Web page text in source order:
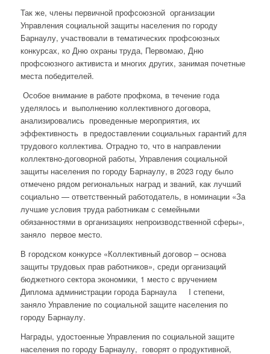
Так же, члены первичной профсоюзной организации
Управления социальной защиты населения по городу
Барнаулу, участвовали в тематических профсоюзных
конкурсах, ко Дню охраны труда, Первомаю, Дню
профсоюзного активиста и многих других, занимая почетные
места победителей.
Особое внимание в работе профкома, в течение года
уделялось и выполнению коллективного договора,
анализировались проведенные мероприятия, их
эффективность в предоставлении социальных гарантий для
трудового коллектива. Отрадно то, что в направлении
коллектвно-договорной работы, Управления социальной
защиты населения по городу Барнаулу, в 2023 году было
отмечено рядом региональных наград и званий, как лучший
социально — ответственный работодатель, в номинации «За
лучшие условия труда работникам с семейными
обязанностями в организациях непроизводственной сферы»,
заняло первое место.
В городском конкурсе «Коллективный договор – основа
защиты трудовых прав работников», среди организаций
бюджетного сектора экономики, 1 место с вручением
Диплома администрации города Барнаула I степени,
заняло Управление по социальной защите населения по
городу Барнаулу.
Награды, удостоенные Управления по социальной защите
населения по городу Барнаулу, говорят о продуктивной,